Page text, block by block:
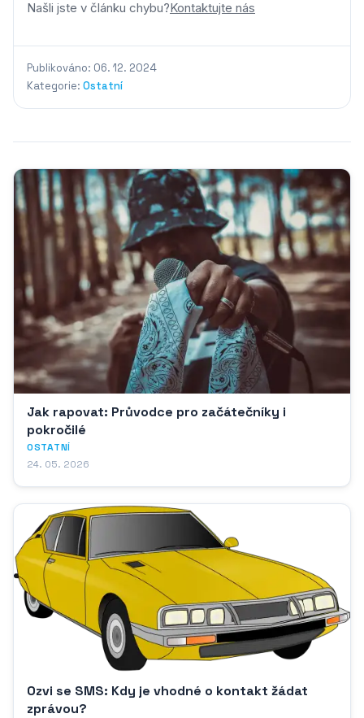
Našli jste v článku chybu?Kontaktujte nás
Publikováno: 06. 12. 2024
Kategorie: Ostatní
Jak rapovat: Průvodce pro začátečníky i
pokročilé
OSTATNÍ
24. 05. 2026
Ozvi se SMS: Kdy je vhodné o kontakt žádat
zprávou?